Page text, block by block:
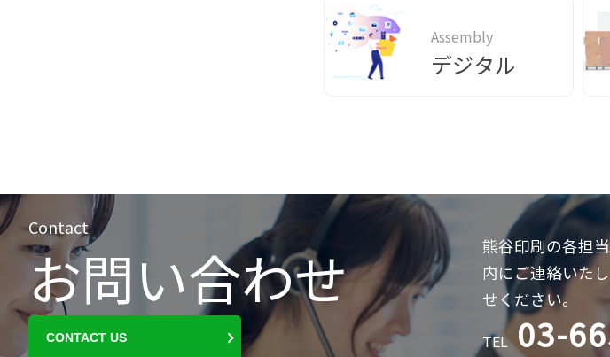
Assembly
デジタル
Contact
お問い合わせ
CONTACT US
熊谷印刷の各担
内にご連絡いた
せください。
TEL 03-